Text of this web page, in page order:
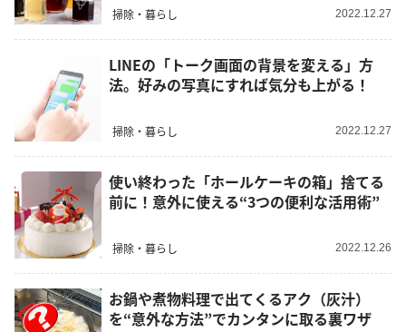
掃除・暮らし 2022.12.27
LINEの「トーク画面の背景を変える」方
法。好みの写真にすれば気分も上がる！
掃除・暮らし 2022.12.27
使い終わった「ホールケーキの箱」捨てる
前に！意外に使える“3つの便利な活用術”
掃除・暮らし 2022.12.26
お鍋や煮物料理で出てくるアク（灰汁）
を“意外な方法”でカンタンに取る裏ワザ